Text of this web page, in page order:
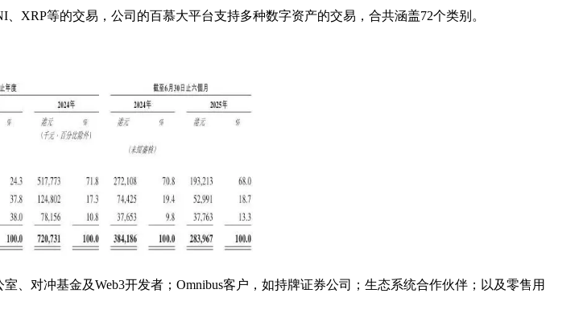
XRP等的交易，公司的百慕大平台支持多种数字资产的交易，合共涵盖72个类别。
对冲基金及Web3开发者；Omnibus客户，如持牌证券公司；生态系统合作伙伴；以及零售用